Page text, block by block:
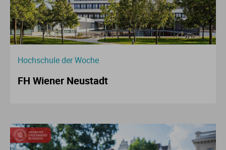
Hochschule der Woche
FH Wiener Neustadt